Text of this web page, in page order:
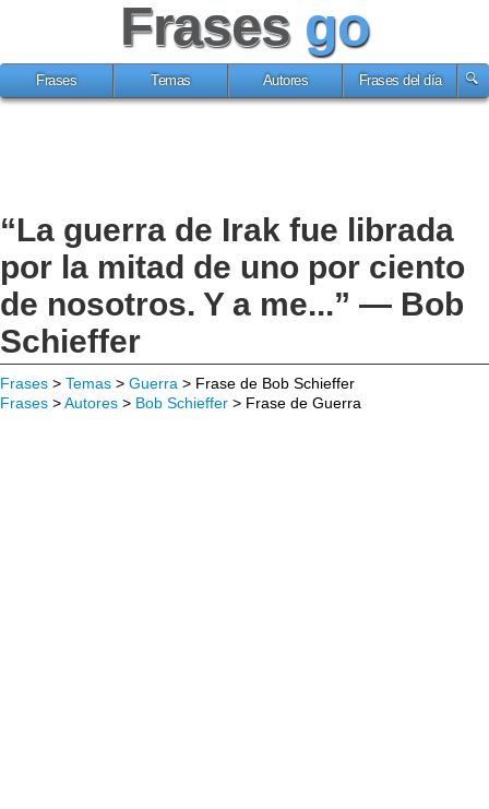
Frases go
Frases Temas Autores Frases del día
“La guerra de Irak fue librada
por la mitad de uno por ciento
de nosotros. Y a me...” — Bob
Schieffer
Frases > Temas > Guerra > Frase de Bob Schieffer
Frases >Autores > Bob Schieffer > Frase de Guerra